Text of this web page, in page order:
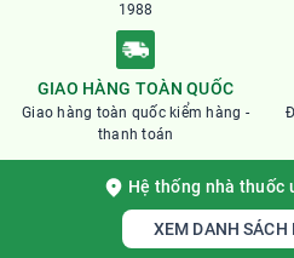
1988
GIAO HÀNG TOÀN QUỐC
Giao hàng toàn quốc kiểm hàng -
thanh toán
Hệ thống nhà thuốc
XEM DANH SÁCH